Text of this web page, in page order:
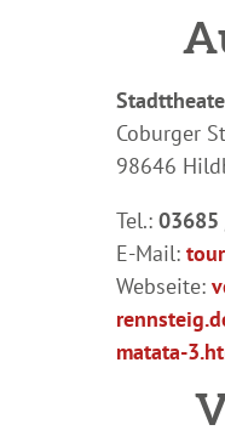
Coburger
98646
Tel.:
E-Mail:
Webseite:
matata-